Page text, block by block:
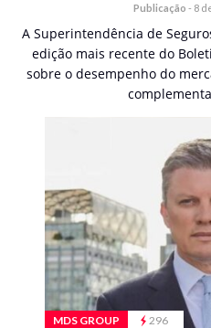
Publicação - 8
A Superintendência de
edição mais recente do
sobre o desempenho do
MDS GROUP 296